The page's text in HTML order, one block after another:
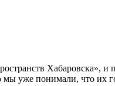
Хабаровска», и
мы уже понимали, что их